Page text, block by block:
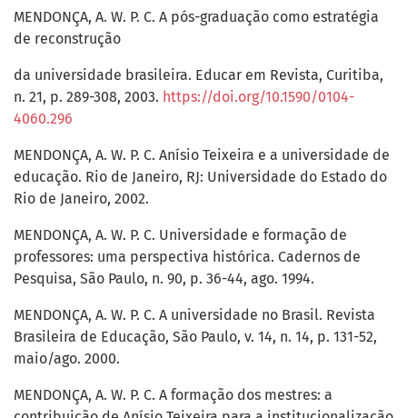
MENDONÇA, A. W. P. C. A pós-graduação como estratégia
de reconstrução
da universidade brasileira. Educar em Revista, Curitiba,
n. 21, p. 289-308, 2003. https://doi.org/10.1590/0104-
4060.296
MENDONÇA, A. W. P. C. Anísio Teixeira e a universidade de
educação. Rio de Janeiro, RJ: Universidade do Estado do
Rio de Janeiro, 2002.
MENDONÇA, A. W. P. C. Universidade e formação de
professores: uma perspectiva histórica. Cadernos de
Pesquisa, São Paulo, n. 90, p. 36-44, ago. 1994.
MENDONÇA, A. W. P. C. A universidade no Brasil. Revista
Brasileira de Educação, São Paulo, v. 14, n. 14, p. 131-52,
maio/ago. 2000.
MENDONÇA, A. W. P. C. A formação dos mestres: a